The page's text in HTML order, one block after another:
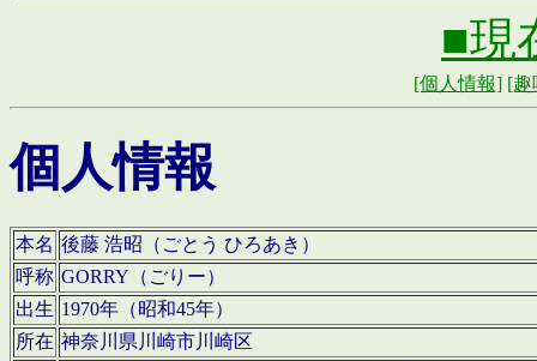
■現
[個人情報] [趣
個人情報
本名 後藤 浩昭（ごとう ひろあき）
呼称 GORRY（ごりー）
出生 1970年（昭和45年）
所在 神奈川県川崎市川崎区